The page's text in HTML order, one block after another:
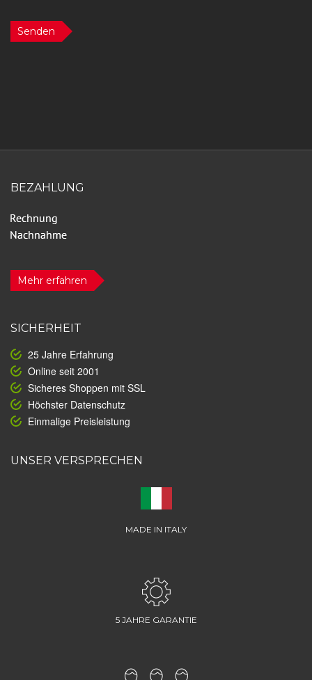
Senden
BEZAHLUNG
Mehr erfahren
SICHERHEIT
25 Jahre Erfahrung
Online seit 2001
Sicheres Shoppen mit SSL
Höchster Datenschutz
Einmalige Preisleistung
UNSER VERSPRECHEN
MADE IN ITALY
5 JAHRE GARANTIE